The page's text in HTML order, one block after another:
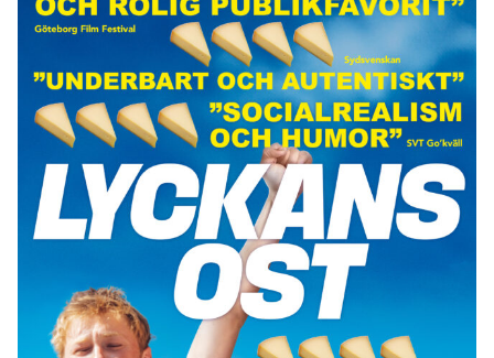
verkligheten kommer ikapp när Totone behöver ta
hand om sin 7-åriga syster och hitta en försörjning.
När han blir varse att regionens traditionella Comté-
ost kan ge honom 30.000 euro tar livet en ny
riktning, med gamla oförrätter i släptåg.